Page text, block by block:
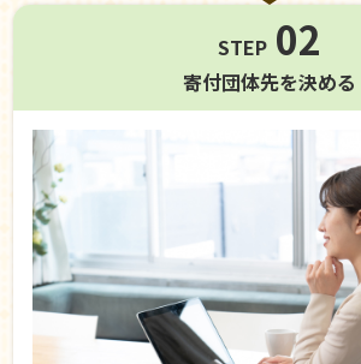
STEP 02
寄付団体先を決める